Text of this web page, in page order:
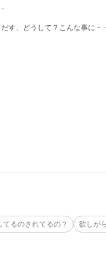
す、どうして？こんな事に・
てるのされてるの？
欲しが